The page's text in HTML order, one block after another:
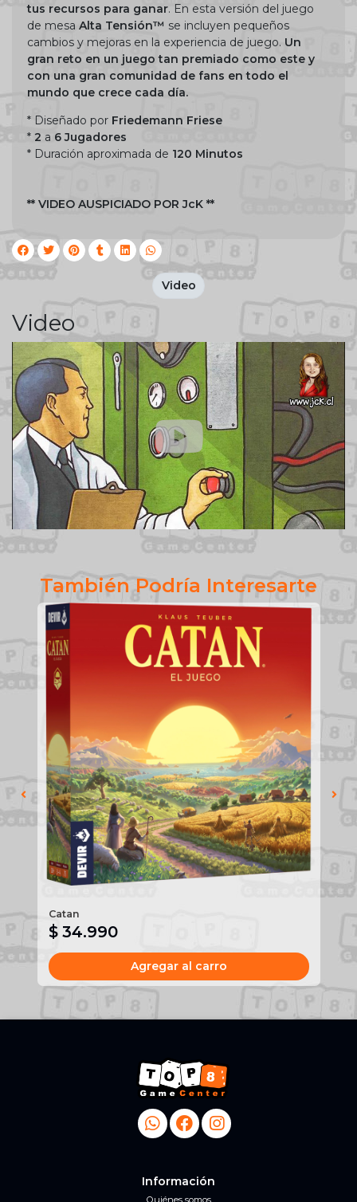
tus recursos para ganar. En esta versión del juego
de mesa Alta Tensión™ se incluyen pequeños
cambios y mejoras en la experiencia de juego. Un
gran reto en un juego tan premiado como este y
con una gran comunidad de fans en todo el
mundo que crece cada día.
* Diseñado por Friedemann Friese
* 2 a 6 Jugadores
* Duración aproximada de 120 Minutos
** VIDEO AUSPICIADO POR JcK **
Video
Video
También Podría Interesarte
Catan
$ 34.990
Agregar al carro
Información
Quiénes somos